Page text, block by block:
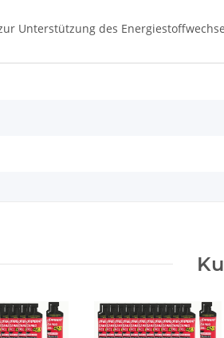
Unterstützung des